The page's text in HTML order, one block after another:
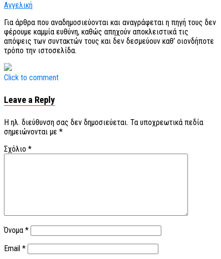
Αγγελική
Για άρθρα που αναδημοσιεύονται και αναγράφεται η πηγή τους δεν
φέρουμε καμμία ευθύνη, καθώς απηχούν αποκλειστικά τις
απόψεις των συντακτών τους και δεν δεσμεύουν καθ’ οιονδήποτε
τρόπο την ιστοσελίδα.
Click to comment
Leave a Reply
Η ηλ. διεύθυνση σας δεν δημοσιεύεται. Τα υποχρεωτικά πεδία
σημειώνονται με *
Σχόλιο *
Όνομα *
Email *